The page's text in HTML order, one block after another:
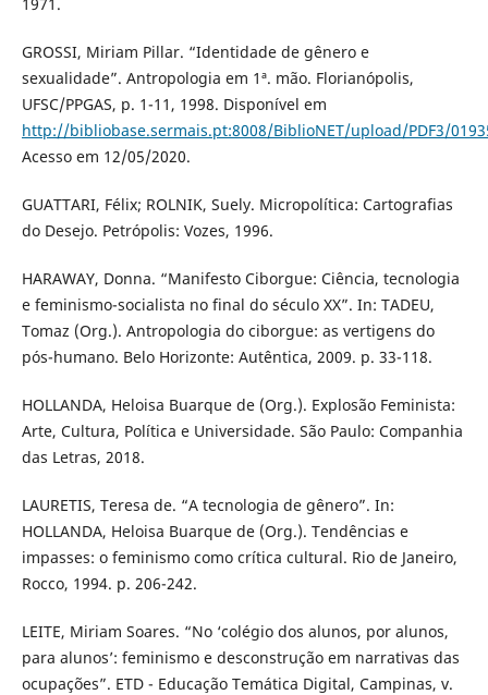
GROSSI, Miriam Pillar. “Identidade de gênero e
sexualidade”. Antropologia em 1ª. mão. Florianópolis,
UFSC/PPGAS, p. 1-11, 1998. Disponível em
http://bibliobase.sermais.pt:8008/BiblioNET/upload/PDF3/
Acesso em 12/05/2020.
GUATTARI, Félix; ROLNIK, Suely. Micropolítica: Cartografias
do Desejo. Petrópolis: Vozes, 1996.
HARAWAY, Donna. “Manifesto Ciborgue: Ciência, tecnologia
e feminismo-socialista no final do século XX”. In: TADEU,
Tomaz (Org.). Antropologia do ciborgue: as vertigens do
pós-humano. Belo Horizonte: Autêntica, 2009. p. 33-118.
HOLLANDA, Heloisa Buarque de (Org.). Explosão Feminista:
Arte, Cultura, Política e Universidade. São Paulo: Companhia
das Letras, 2018.
LAURETIS, Teresa de. “A tecnologia de gênero”. In:
HOLLANDA, Heloisa Buarque de (Org.). Tendências e
impasses: o feminismo como crítica cultural. Rio de Janeiro,
Rocco, 1994. p. 206-242.
LEITE, Miriam Soares. “No ‘colégio dos alunos, por alunos,
para alunos’: feminismo e desconstrução em narrativas das
ocupações”. ETD - Educação Temática Digital, Campinas, v.